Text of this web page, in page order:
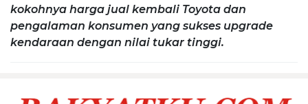
kokohnya harga jual kembali Toyota dan
pengalaman konsumen yang sukses upgrade
kendaraan dengan nilai tukar tinggi.